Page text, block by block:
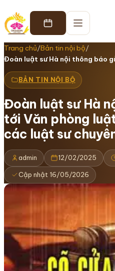
Trang chủ/Bản tin nội bộ/
Đoàn luật sư Hà nội thông báo
BẢN TIN NỘI BỘ
Đoàn luật sư Hà
tới Văn phòng
các luật sư
admin 12/02/2025
Cập nhật 16/05/2026